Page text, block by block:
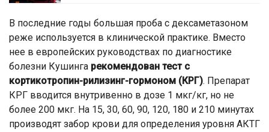
В последние годы большая проба с дексаметазоном
реже используется в клинической практике. Вместо
нее в европейских руководствах по диагностике
болезни Кушинга рекомендован тест с
кортикотропин-рилизинг-гормоном (КРГ). Препарат
КРГ вводится внутривенно в дозе 1 мкг/кг, но не
более 200 мкг. На 15, 30, 60, 90, 120, 180 и 210 минутах
производят забор крови для определения уровня АКТГ